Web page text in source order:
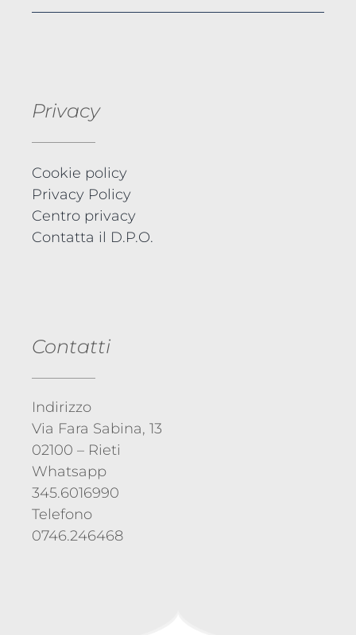
Privacy
Cookie policy
Privacy Policy
Centro privacy
Contatta il D.P.O.
Contatti
Indirizzo
Via Fara Sabina, 13
02100 – Rieti
Whatsapp
345.6016990
Telefono
0746.246468